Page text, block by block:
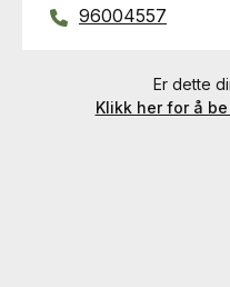
96004557
Er dette
Klikk her for å